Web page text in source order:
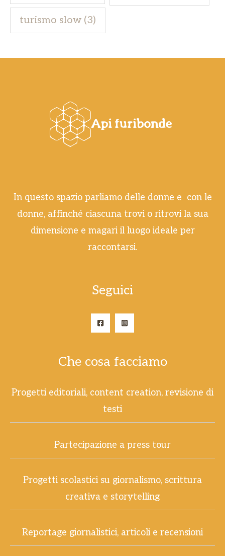
turismo slow(3)
In questo spazio parliamo delle donne e con le
donne, affinché ciascuna trovi o ritrovi la sua
dimensione e magari il luogo ideale per
raccontarsi.
Seguici
Che cosa facciamo
Progetti editoriali, content creation, revisione di
testi
Partecipazione a press tour
Progetti scolastici su giornalismo, scrittura
creativa e storytelling
Reportage giornalistici, articoli e recensioni